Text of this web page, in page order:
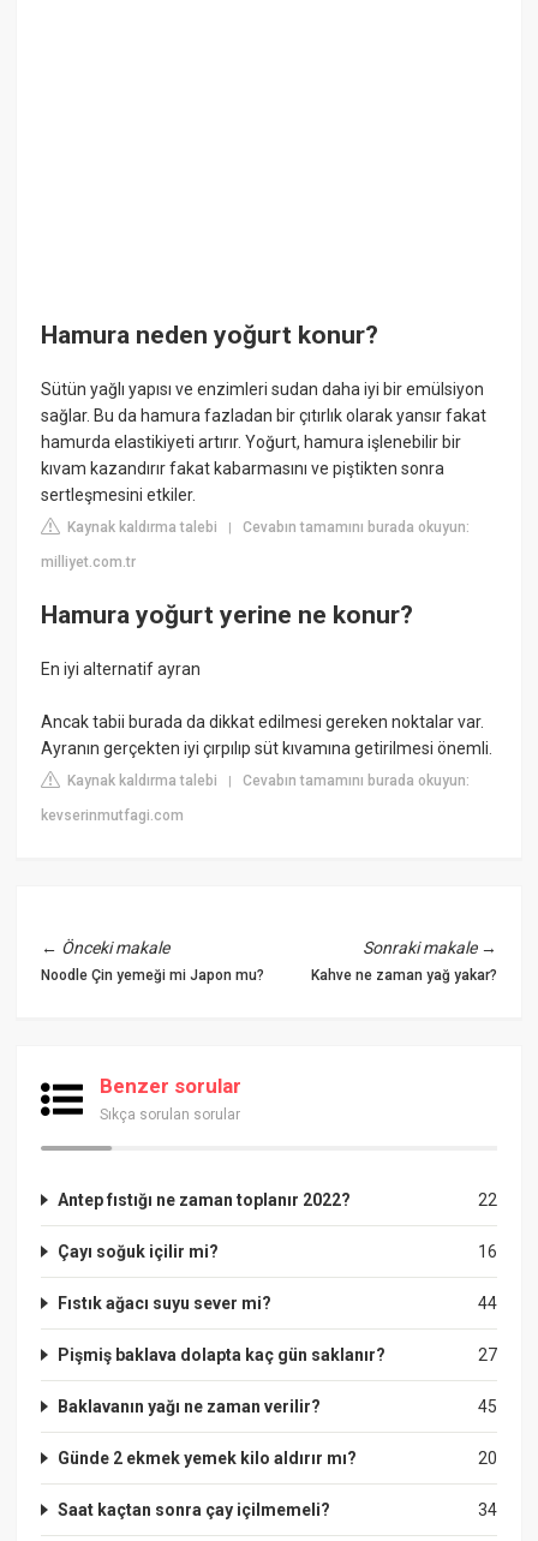
Hamura neden yoğurt konur?
Sütün yağlı yapısı ve enzimleri sudan daha iyi bir emülsiyon
sağlar. Bu da hamura fazladan bir çıtırlık olarak yansır fakat
hamurda elastikiyeti artırır. Yoğurt, hamura işlenebilir bir
kıvam kazandırır fakat kabarmasını ve piştikten sonra
sertleşmesini etkiler.
Kaynak kaldırma talebi |Cevabın tamamını burada okuyun:
milliyet.com.tr
Hamura yoğurt yerine ne konur?
En iyi alternatif ayran
Ancak tabii burada da dikkat edilmesi gereken noktalar var.
Ayranın gerçekten iyi çırpılıp süt kıvamına getirilmesi önemli.
Kaynak kaldırma talebi |Cevabın tamamını burada okuyun:
kevserinmutfagi.com
← Önceki makale
Noodle Çin yemeği mi Japon mu?
Sonraki makale→
Kahve ne zaman yağ yakar?
Benzer sorular
Sıkça sorulan sorular
22
Antep fıstığı ne zaman toplanır 2022?
16
Çayı soğuk içilir mi?
44
Fıstık ağacı suyu sever mi?
27
Pişmiş baklava dolapta kaç gün saklanır?
45
Baklavanın yağı ne zaman verilir?
20
Günde 2 ekmek yemek kilo aldırır mı?
34
Saat kaçtan sonra çay içilmemeli?